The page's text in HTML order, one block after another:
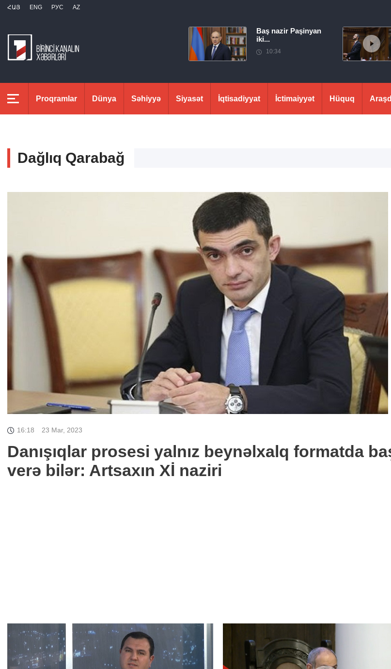
ՀԱՅ ENG РУС AZ
Baş nazir Paşinyan
iki...
10:34
Proqramlar Dünya Səhiyyə Siyasət İqtisadiyyat İctimaiyyət Hüquq
Dağlıq Qarabağ
16:18 23 Mar, 2023
Danışıqlar prosesi yalnız beynəlxalq formatda
verə bilər: Artsaxın Xİ naziri